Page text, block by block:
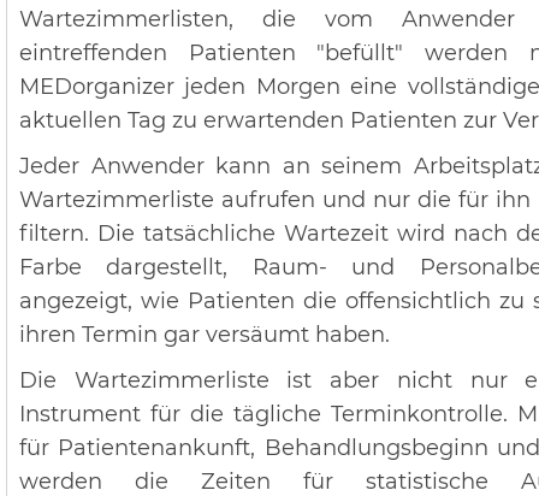
Wartezimmerlisten, die vom
eintreffenden Patienten "befüllt" werden
MEDorganizer jeden Morgen eine
aktuellen Tag zu erwartenden Patienten zur
Jeder Anwender kann an seinem
Wartezimmerliste aufrufen und nur die für ihn
filtern. Die tatsächliche Wartezeit wird nach
Farbe dargestellt, Raum- und
angezeigt, wie Patienten die offensichtlich zu
ihren Termin gar versäumt haben.
Die Wartezimmerliste ist aber nicht nur
Instrument für die tägliche Terminkontrolle.
für Patientenankunft, Behandlungsbeginn
werden die Zeiten für statistische